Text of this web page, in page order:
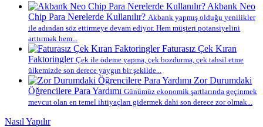
Akbank Neo
Chip Para Nerelerde Kullanılır? Akbank yapmış olduğu yenilikler
ile adından söz ettirmeye devam ediyor. Hem müşteri potansiyelini
arttırmak hem...
Faturasız Çek Kıran
Faktoringler Çek ile ödeme yapma, çek bozdurma, çek tahsil etme
ülkemizde son derece yaygın bir şekilde...
Zor Durumdaki
Öğrencilere Para Yardımı Günümüz ekonomik şartlarında geçinmek
mevcut olan en temel ihtiyaçları gidermek dahi son derece zor olmak...
Nasıl Yapılır